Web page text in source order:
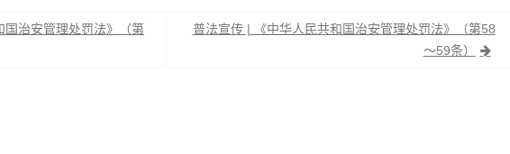
治安管理处罚法》（第
普法宣传 | 《中华人民共和国治安管理处罚法》（第58
～59条）